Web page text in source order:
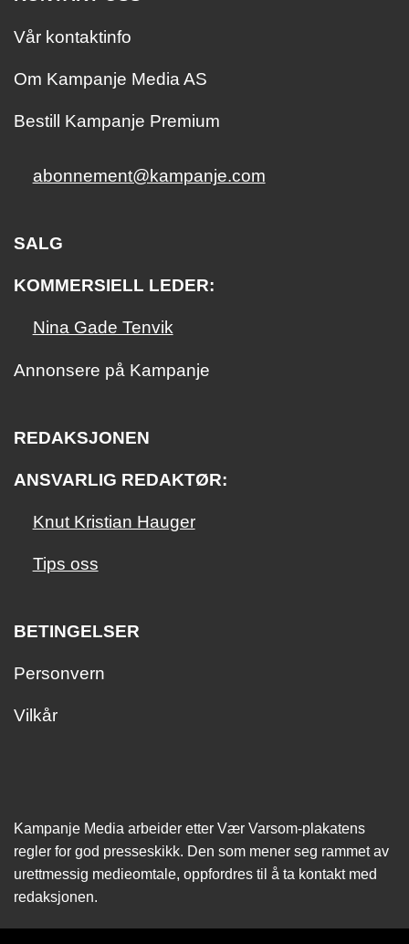
Vår kontaktinfo
Om Kampanje Media AS
Bestill Kampanje Premium
abonnement@kampanje.com
SALG
KOMMERSIELL LEDER:
Nina Gade Tenvik
Annonsere på Kampanje
REDAKSJONEN
ANSVARLIG REDAKTØR:
Knut Kristian Hauger
Tips oss
BETINGELSER
Personvern
Vilkår
Kampanje Media arbeider etter Vær Varsom-plakatens
regler for god presseskikk. Den som mener seg rammet av
urettmessig medie­omtale, oppfordres til å ta kontakt med
redaksjonen.